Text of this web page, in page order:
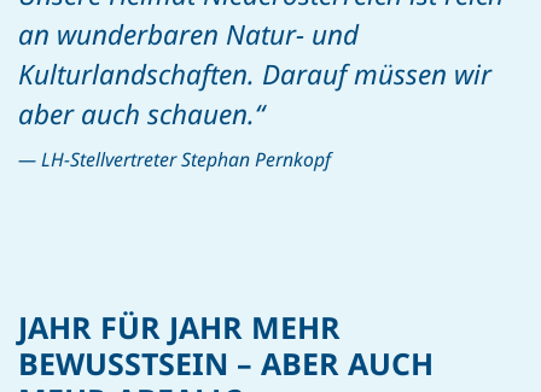
an wunderbaren Natur- und
Kulturlandschaften. Darauf müssen wir
aber auch schauen.“
LH-Stellvertreter Stephan Pernkopf
JAHR FÜR JAHR MEHR
BEWUSSTSEIN – ABER AUCH